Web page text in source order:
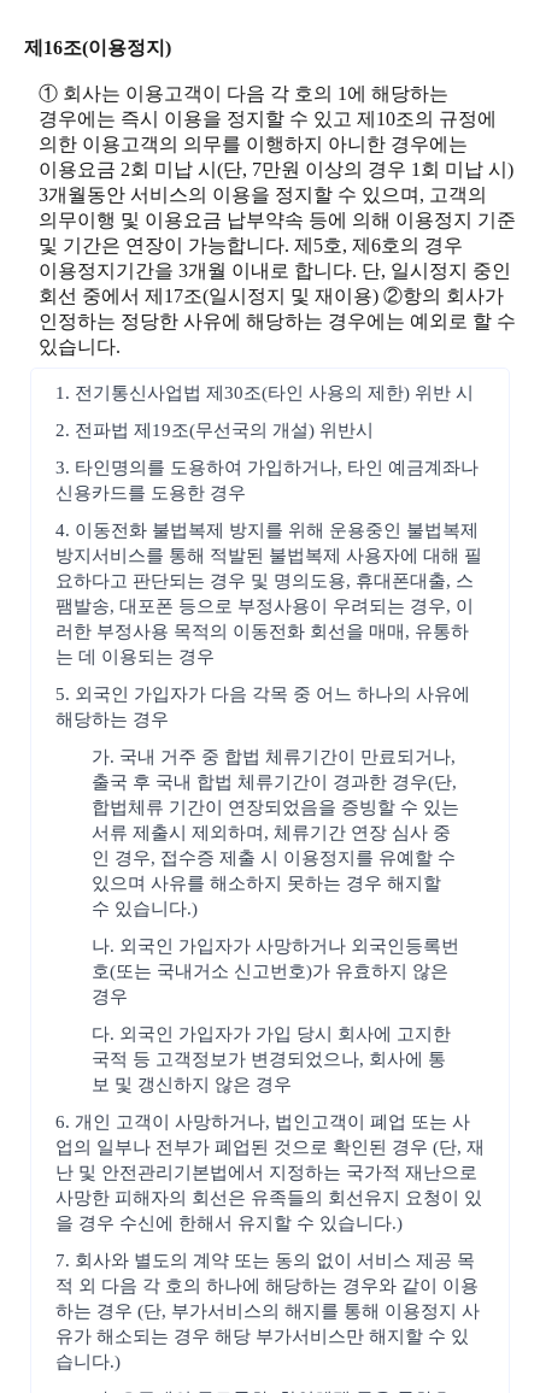
제16조(이용정지)
① 회사는 이용고객이 다음 각 호의 1에 해당하는
경우에는 즉시 이용을 정지할 수 있고 제10조의 규정에
의한 이용고객의 의무를 이행하지 아니한 경우에는
이용요금 2회 미납 시(단, 7만원 이상의 경우 1회 미납 시)
3개월동안 서비스의 이용을 정지할 수 있으며, 고객의
의무이행 및 이용요금 납부약속 등에 의해 이용정지 기준
및 기간은 연장이 가능합니다. 제5호, 제6호의 경우
이용정지기간을 3개월 이내로 합니다. 단, 일시정지 중인
회선 중에서 제17조(일시정지 및 재이용) ②항의 회사가
인정하는 정당한 사유에 해당하는 경우에는 예외로 할 수
있습니다.
1. 전기통신사업법 제30조(타인 사용의 제한) 위반 시
2. 전파법 제19조(무선국의 개설) 위반시
3. 타인명의를 도용하여 가입하거나, 타인 예금계좌나
신용카드를 도용한 경우
4. 이동전화 불법복제 방지를 위해 운용중인 불법복제
방지서비스를 통해 적발된 불법복제 사용자에 대해 필
요하다고 판단되는 경우 및 명의도용, 휴대폰대출, 스
팸발송, 대포폰 등으로 부정사용이 우려되는 경우, 이
러한 부정사용 목적의 이동전화 회선을 매매, 유통하
는 데 이용되는 경우
5. 외국인 가입자가 다음 각목 중 어느 하나의 사유에
해당하는 경우
가. 국내 거주 중 합법 체류기간이 만료되거나,
출국 후 국내 합법 체류기간이 경과한 경우(단,
합법체류 기간이 연장되었음을 증빙할 수 있는
서류 제출시 제외하며, 체류기간 연장 심사 중
인 경우, 접수증 제출 시 이용정지를 유예할 수
있으며 사유를 해소하지 못하는 경우 해지할
수 있습니다.)
나. 외국인 가입자가 사망하거나 외국인등록번
호(또는 국내거소 신고번호)가 유효하지 않은
경우
다. 외국인 가입자가 가입 당시 회사에 고지한
국적 등 고객정보가 변경되었으나, 회사에 통
보 및 갱신하지 않은 경우
6. 개인 고객이 사망하거나, 법인고객이 폐업 또는 사
업의 일부나 전부가 폐업된 것으로 확인된 경우 (단, 재
난 및 안전관리기본법에서 지정하는 국가적 재난으로
사망한 피해자의 회선은 유족들의 회선유지 요청이 있
을 경우 수신에 한해서 유지할 수 있습니다.)
7. 회사와 별도의 계약 또는 동의 없이 서비스 제공 목
적 외 다음 각 호의 하나에 해당하는 경우와 같이 이용
하는 경우 (단, 부가서비스의 해지를 통해 이용정지 사
유가 해소되는 경우 해당 부가서비스만 해지할 수 있
습니다.)